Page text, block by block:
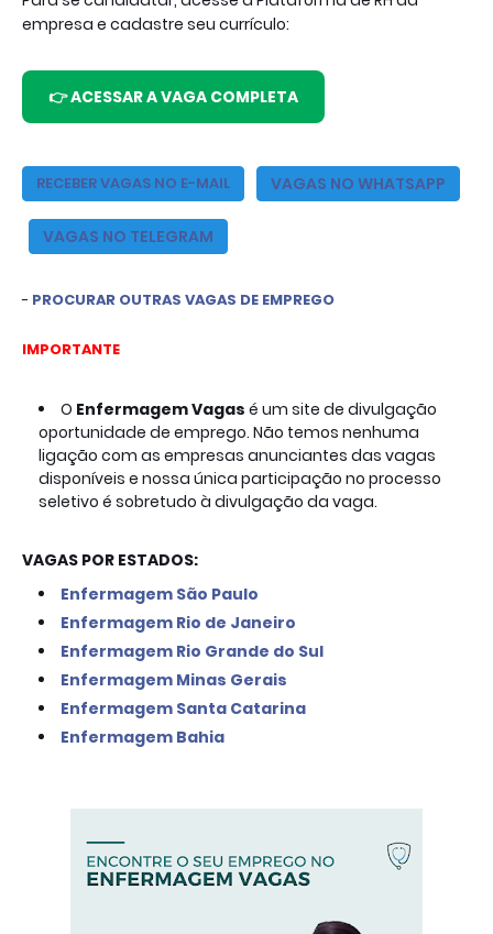
empresa e cadastre seu currículo:
👉 ACESSAR A VAGA COMPLETA
RECEBER VAGAS NO E-MAIL VAGAS NO WHATSAPP
VAGAS NO TELEGRAM
- PROCURAR OUTRAS VAGAS DE EMPREGO
IMPORTANTE
O Enfermagem Vagas é um site de divulgação
oportunidade de emprego. Não temos nenhuma
ligação com as empresas anunciantes das vagas
disponíveis e nossa única participação no processo
seletivo é sobretudo à divulgação da vaga.
VAGAS POR ESTADOS:
Enfermagem São Paulo
Enfermagem Rio de Janeiro
Enfermagem Rio Grande do Sul
Enfermagem Minas Gerais
Enfermagem Santa Catarina
Enfermagem Bahia